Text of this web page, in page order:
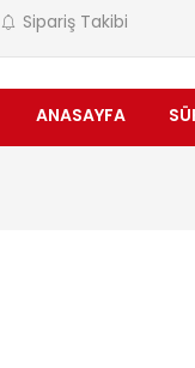
Sipariş Takibi
ANASAYFA